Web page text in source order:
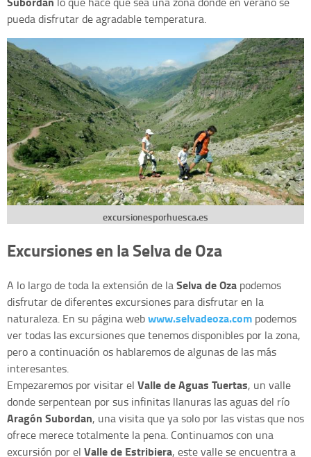
pueda disfrutar de agradable temperatura.
excursionesporhuesca.es
Excursiones en la Selva de Oza
A lo largo de toda la extensión de laSelva de Oza podemos
disfrutar de diferentes excursiones para disfrutar en la
naturaleza. En su página webwww.selvadeoza.com podemos
ver todas las excursiones que tenemos disponibles por la zona,
pero a continuación os hablaremos de algunas de las más
interesantes.
Empezaremos por visitar el Valle de Aguas Tuertas, un valle
donde serpentean por sus infinitas llanuras las aguas del río
Aragón Subordan, una visita que ya solo por las vistas que nos
ofrece merece totalmente la pena. Continuamos con una
excursión por el Valle de Estribiera, este valle se encuentra a